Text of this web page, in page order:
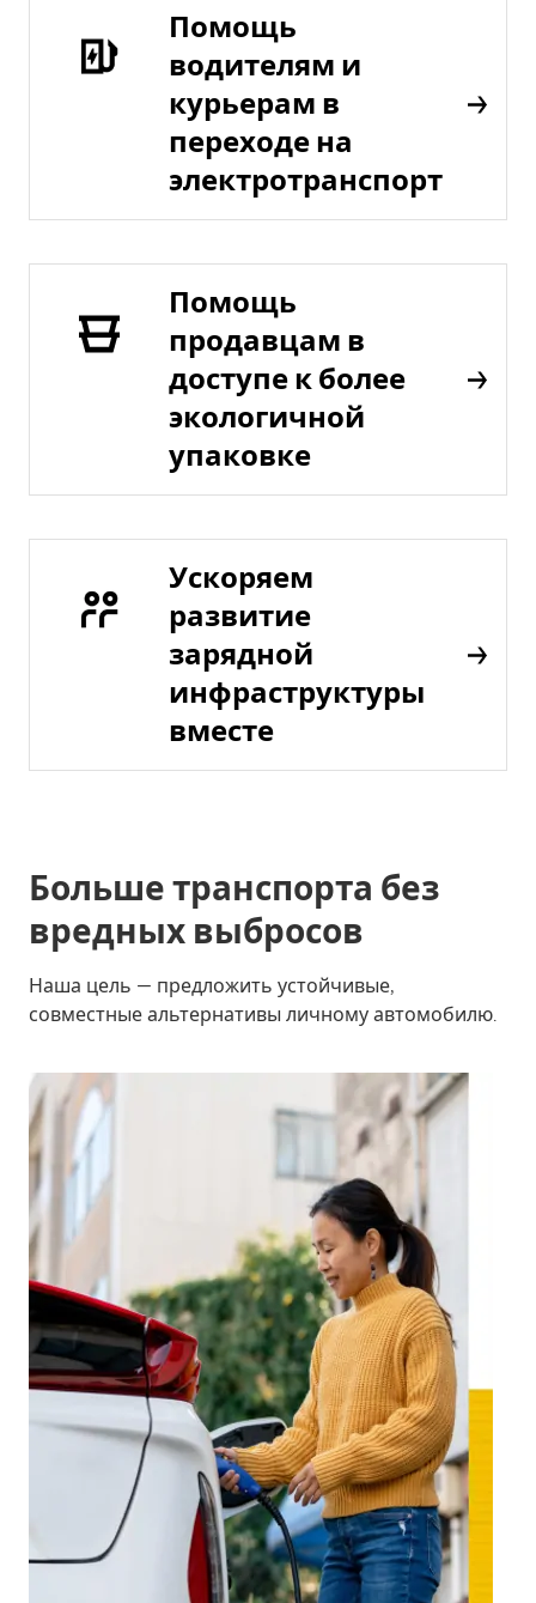
Помощь
водителям и
курьерам в
переходе на
электротранспорт
Помощь
продавцам в
доступе к более
экологичной
упаковке
Ускоряем
развитие
зарядной
инфраструктуры
вместе
Больше транспорта без
вредных выбросов
Наша цель — предложить устойчивые,
совместные альтернативы личному автомобилю.